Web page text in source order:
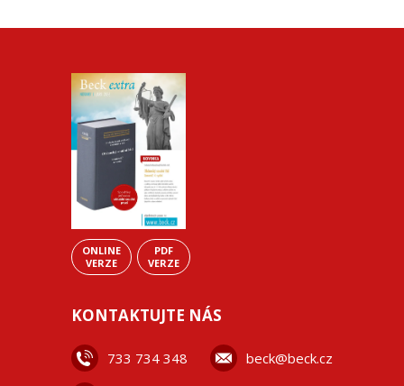
ONLINE
VERZE
PDF
VERZE
KONTAKTUJTE NÁS
733 734 348 beck@beck.cz